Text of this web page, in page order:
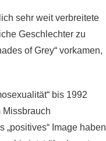
sehr weit verbreitete
Geschlechter zu
of Grey“ vorkamen,
bis 1992
Image haben